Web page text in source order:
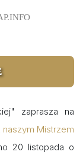
zaprasza na
naszym Mistrzem
20 listopada o